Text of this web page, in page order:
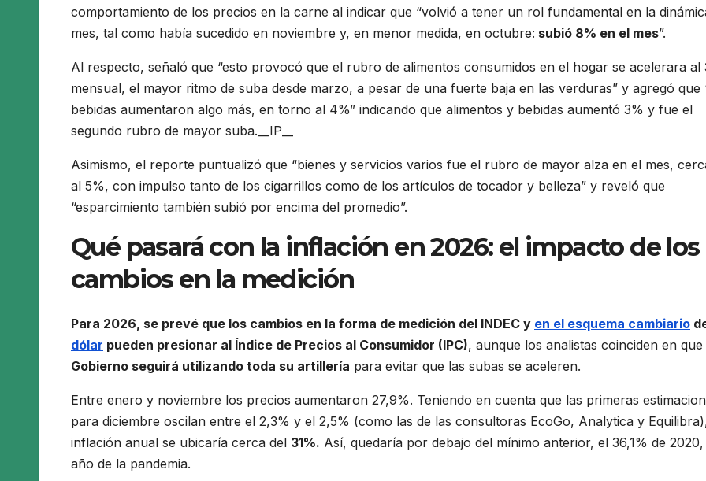
comportamiento de los precios en la carne al indicar que “volvió a tener un rol fundamental en la
mes, tal como había sucedido en noviembre y, en menor medida, en octubre: subió 8% en el mes”.
Al respecto, señaló que “esto provocó que el rubro de alimentos consumidos en el hogar se acelerara al
mensual, el mayor ritmo de suba desde marzo, a pesar de una fuerte baja en las verduras” y agregó que
bebidas aumentaron algo más, en torno al 4%” indicando que alimentos y bebidas aumentó 3% y fue el
segundo rubro de mayor suba.__IP__
Asimismo, el reporte puntualizó que “bienes y servicios varios fue el rubro de mayor alza en el mes,
al 5%, con impulso tanto de los cigarrillos como de los artículos de tocador y belleza” y reveló que
“esparcimiento también subió por encima del promedio”.
Qué pasará con la inflación en 2026: el impacto de los
cambios en la medición
Para 2026, se prevé que los cambios en la forma de medición del INDEC y en el esquema cambiario
dólar pueden presionar al Índice de Precios al Consumidor (IPC), aunque los analistas coinciden en que
Gobierno seguirá utilizando toda su artillería para evitar que las subas se aceleren.
Entre enero y noviembre los precios aumentaron 27,9%. Teniendo en cuenta que las primeras
para diciembre oscilan entre el 2,3% y el 2,5% (como las de las consultoras EcoGo, Analytica y
inflación anual se ubicaría cerca del 31%. Así, quedaría por debajo del mínimo anterior, el 36,1% de
año de la pandemia.